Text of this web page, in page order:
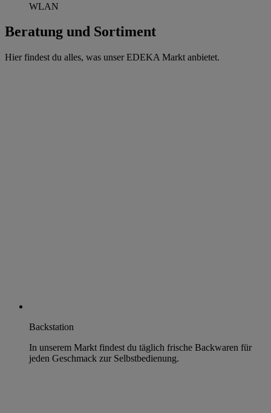
WLAN
Beratung und Sortiment
Hier findest du alles, was unser EDEKA Markt anbietet.
Backstation
In unserem Markt findest du täglich frische Backwaren für
jeden Geschmack zur Selbstbedienung.